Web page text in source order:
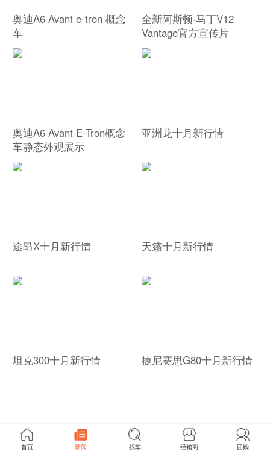
奥迪A6 Avant e-tron 概念
车
全新阿斯顿·马丁V12
Vantage官方宣传片
奥迪A6 Avant E-Tron概念
车静态外观展示
亚洲龙十月新行情
途昂X十月新行情 天籁十月新行情
坦克300十月新行情 捷尼赛思G80十月新行情
首页 新闻 找车 经销商 团购